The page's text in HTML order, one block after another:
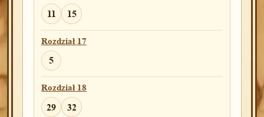
11 15
Rozdział 17
5
Rozdział 18
29 32